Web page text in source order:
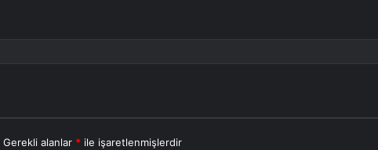
Gerekli alanlar * ile işaretlenmişlerdir